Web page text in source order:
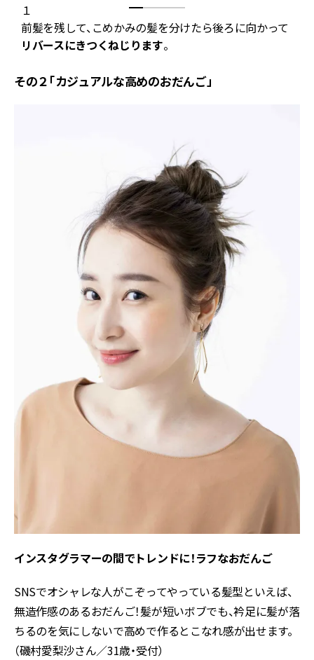
１
前髪を残して、こめかみの髪を分けたら後ろに向かって
リバースにきつくねじります。
その２「カジュアルな高めのおだんご」
インスタグラマーの間でトレンドに！ラフなおだんご
SNSでオシャレな人がこぞってやっている髪型といえば、
無造作感のあるおだんご！髪が短いボブでも、衿足に髪が落
ちるのを気にしないで高めで作るとこなれ感が出せます。
（磯村愛梨沙さん／31歳・受付）